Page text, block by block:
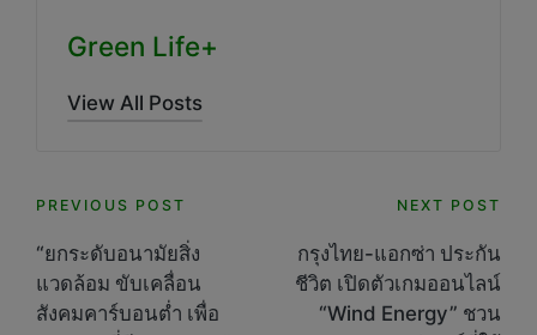
Green Life+
View All Posts
Post
navigation
PREVIOUS POST
“ยกระดับอนามัยสิ่ง
แวดล้อม ขับเคลื่อน
สังคมคาร์บอนต่ำ เพื่อ
NEXT POST
กรุงไทย-แอกซ่า ประกัน
ชีวิต เปิดตัวเกมออนไลน์
“Wind Energy” ชวน